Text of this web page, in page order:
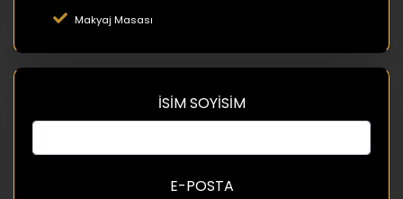
Makyaj Masası
İSİM SOYİSİM
E-POSTA